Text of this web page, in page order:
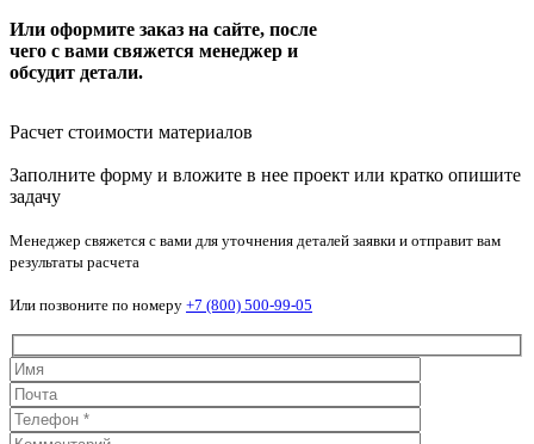
Или оформите заказ на сайте, после
чего с вами свяжется менеджер и
обсудит детали.
Расчет стоимости материалов
Заполните форму и вложите в нее проект или кратко опишите
задачу
Менеджер свяжется с вами для уточнения деталей заявки и отправит вам
результаты расчета
Или позвоните по номеру +7 (800) 500-99-05